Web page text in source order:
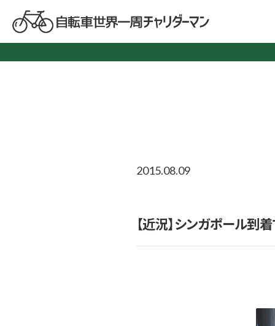
2015.08.09
【近況】シンガポール到